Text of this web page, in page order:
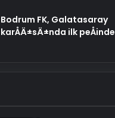
Bodrum FK, Galatasaray
karÅÄ±sÄ±nda ilk peÅinde